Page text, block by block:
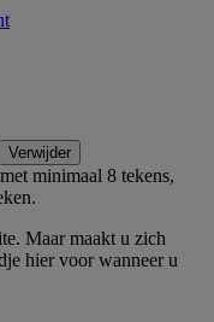
Verwijder
minimaal 8 tekens,
Maar maakt u zich
hier voor wanneer u